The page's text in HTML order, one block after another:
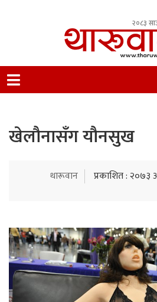
२०८३
Nepal.
खेलौनासँग यौनसुख
थारूवान प्रकाशित : २०७३